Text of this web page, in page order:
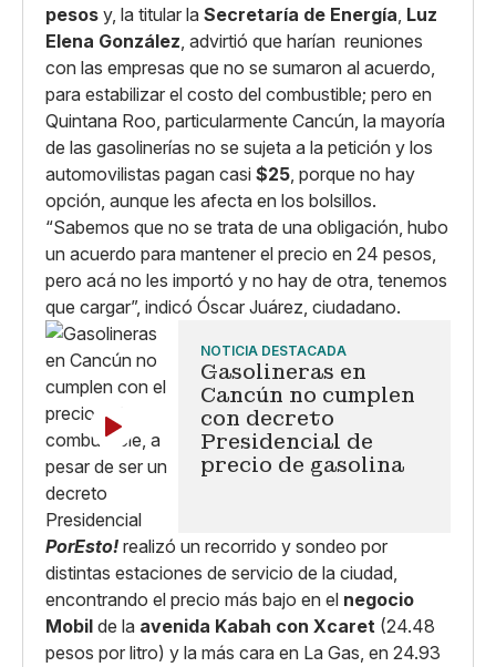
pesos y, la titular la Secretaría de Energía, Luz
Elena González, advirtió que harían reuniones
con las empresas que no se sumaron al acuerdo,
para estabilizar el costo del combustible; pero en
Quintana Roo, particularmente Cancún, la mayoría
de las gasolinerías no se sujeta a la petición y los
automovilistas pagan casi $25, porque no hay
opción, aunque les afecta en los bolsillos.
“Sabemos que no se trata de una obligación, hubo
un acuerdo para mantener el precio en 24 pesos,
pero acá no les importó y no hay de otra, tenemos
que cargar”, indicó Óscar Juárez, ciudadano.
NOTICIA DESTACADA
Gasolineras en
Cancún no cumplen
con decreto
Presidencial de
precio de gasolina
PorEsto! realizó un recorrido y sondeo por
distintas estaciones de servicio de la ciudad,
encontrando el precio más bajo en el negocio
Mobil de la avenida Kabah con Xcaret (24.48
pesos por litro) y la más cara en La Gas, en 24.93